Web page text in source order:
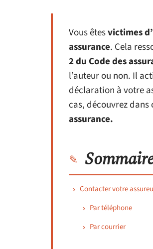
Vous êtesvictimes
assurance. Cela
2 du Code des
l’auteur ou non. Il
déclaration à votre
cas, découvrez
assurance.
Contacter votre
Par téléphone
Par courrier